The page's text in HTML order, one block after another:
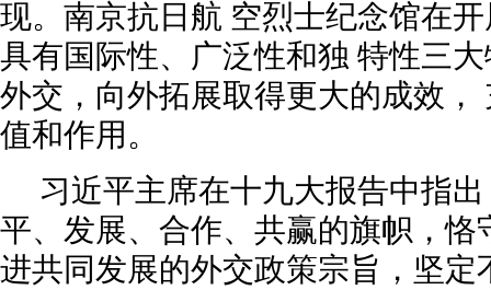
现。南京抗日航 空烈士纪念馆在
具有国际性、广泛性和独 特性三
外交，向外拓展取得更大的成效，
值和作用。
习近平主席在十九大报告中指
平、发展、合作、共赢的旗帜，恪
进共同发展的外交政策宗旨，坚定